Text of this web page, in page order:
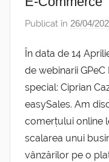
Publicat în 26/04/
În data de 14
de webinarii
special: Ciprian
easySales. Am
comerțului online
scalarea unui
vânzărilor pe o